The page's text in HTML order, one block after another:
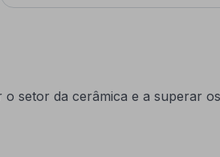
setor da cerâmica e a superar